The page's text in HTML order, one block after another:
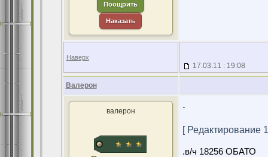
Поощрить
Наказать
Наверх
17.03.11 : 19:08
Валерон
валерон
.
[ Редактирование
.в/ч 18256 ОБАТО